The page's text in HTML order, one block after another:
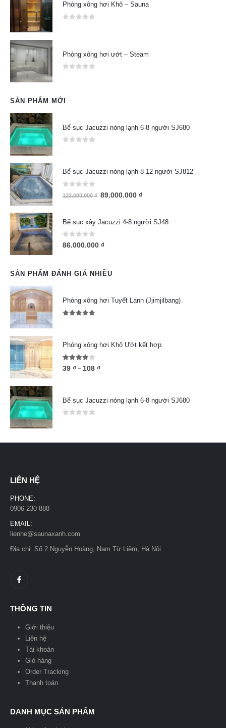
Phòng xông hơi Khô – Sauna
Phòng xông hơi ướt – Steam
SẢN PHẨM MỚI
Bể sục Jacuzzi nóng lạnh 6-8 người SJ680
Bể sục Jacuzzi nóng lạnh 8-12 người SJ812
out of 5
123.000.000₫ 89.000.000 ₫
Bể sục xây Jacuzzi 4-8 người SJ48
0out of 5
86.000.000 ₫
SẢN PHẨM ĐÁNH GIÁ NHIỀU
Phòng xông hơi Tuyết Lạnh (Jjimjilbang)
Phòng xông hơi Khô Ướt kết hợp
4.00 out of 5
39 ₫ – 108 ₫
Bể sục Jacuzzi nóng lạnh 6-8 người SJ680
LIÊN HỆ
PHONE:
0906 230 888
EMAIL:
lienhe@saunaxanh.com
Địa chỉ: Số 2 Nguyễn Hoàng, Nam Từ Liêm, Hà Nội
THÔNG TIN
Giới thiệu
Liên hệ
Tài khoản
Giỏ hàng
Order Tracking
Thanh toán
DANH MỤC SẢN PHẨM